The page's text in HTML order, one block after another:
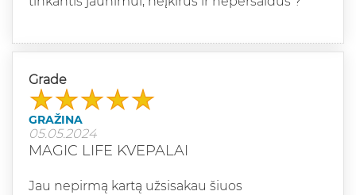
Grade
GRAŽINA
05.05.2024
MAGIC LIFE KVEPALAI
Jau nepirmą kartą užsisakau šiuos